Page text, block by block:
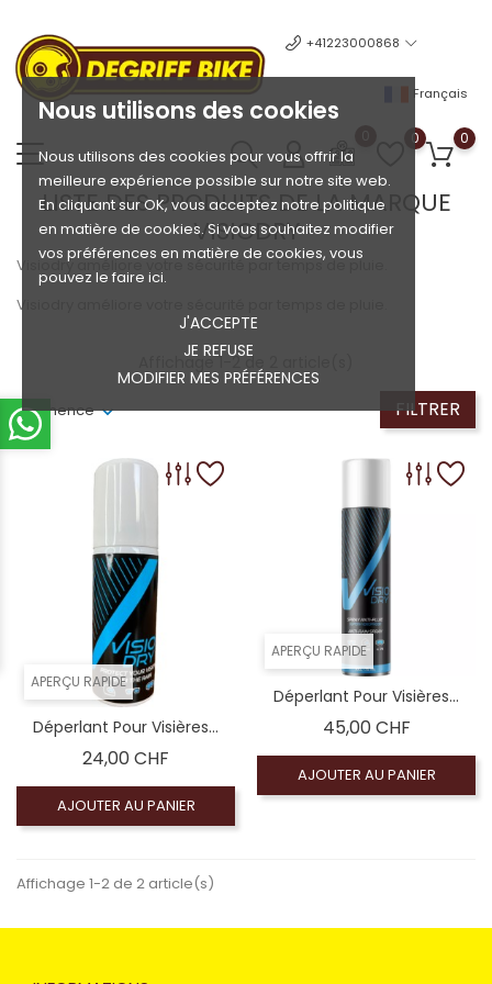
Nous utilisons des cookies
Nous utilisons des cookies pour vous offrir la
meilleure expérience possible sur notre site web.
En cliquant sur OK, vous acceptez notre politique
en matière de cookies. Si vous souhaitez modifier
vos préférences en matière de cookies, vous
pouvez le faire ici.
J'ACCEPTE
JE REFUSE
MODIFIER MES PRÉFÉRENCES
+41223000868
Français
0 0
LISTE DES PRODUITS DE LA MARQUE
VISIODRY
Visiodry améliore votre sécurité par temps de pluie.
Visiodry améliore votre sécurité par temps de pluie.
Pertinence FILTRER
Affichage 1-2 de 2 article(s)
APERÇU RAPIDE
Déperlant Pour Visières...
24,00 CHF
AJOUTER AU PANIER
APERÇU RAPIDE
Déperlant Pour Visières...
45,00 CHFPrix
AJOUTER AU PANIER
Affichage 1-2 de 2 article(s)